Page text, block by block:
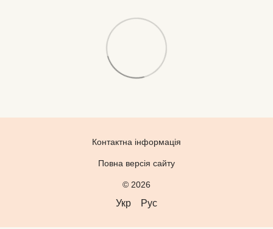
Контактна інформація
Повна версія сайту
© 2026
Укр Рус